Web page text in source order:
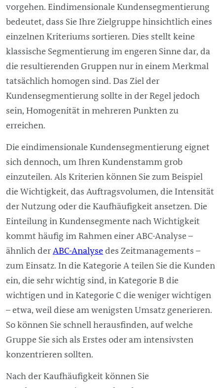
vorgehen. Eindimensionale Kundensegmentierung
bedeutet, dass Sie Ihre Zielgruppe hinsichtlich eines
einzelnen Kriteriums sortieren. Dies stellt keine
klassische Segmentierung im engeren Sinne dar, da
die resultierenden Gruppen nur in einem Merkmal
tatsächlich homogen sind. Das Ziel der
Kundensegmentierung sollte in der Regel jedoch
sein, Homogenität in mehreren Punkten zu
erreichen.
Die eindimensionale Kundensegmentierung eignet
sich dennoch, um Ihren Kundenstamm grob
einzuteilen. Als Kriterien können Sie zum Beispiel
die Wichtigkeit, das Auftragsvolumen, die Intensität
der Nutzung oder die Kaufhäufigkeit ansetzen. Die
Einteilung in Kundensegmente nach Wichtigkeit
kommt häufig im Rahmen einer ABC-Analyse –
ähnlich derABC-Analysedes Zeitmanagements –
zum Einsatz. In die Kategorie A teilen Sie die Kunden
ein, die sehr wichtig sind, in Kategorie B die
wichtigen und in Kategorie C die weniger wichtigen
– etwa, weil diese am wenigsten Umsatz generieren.
So können Sie schnell herausfinden, auf welche
Gruppe Sie sich als Erstes oder am intensivsten
konzentrieren sollten.
Nach der Kaufhäufigkeit können Sie